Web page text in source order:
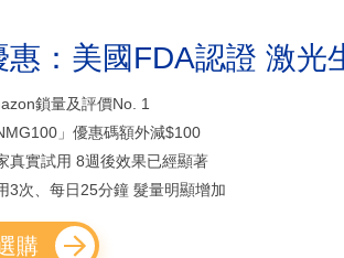
惠：美國FDA認證 激光
鎖量及評價No. 1
」優惠碼額外減$100
真實試用 8週後效果已經顯著
3次、每日25分鐘 髮量明顯增加
購